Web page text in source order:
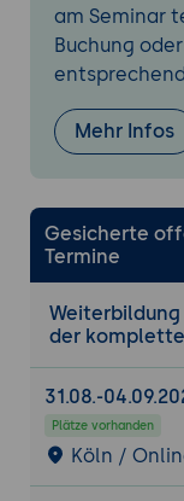
Service
Das
absichern
Testen
E-Mails
am Seminar
Buchung
Mehr Infos
Gesicherte
Termine
Weiterbildung
der
31.08.-
Plätze vorhanden
Köln /